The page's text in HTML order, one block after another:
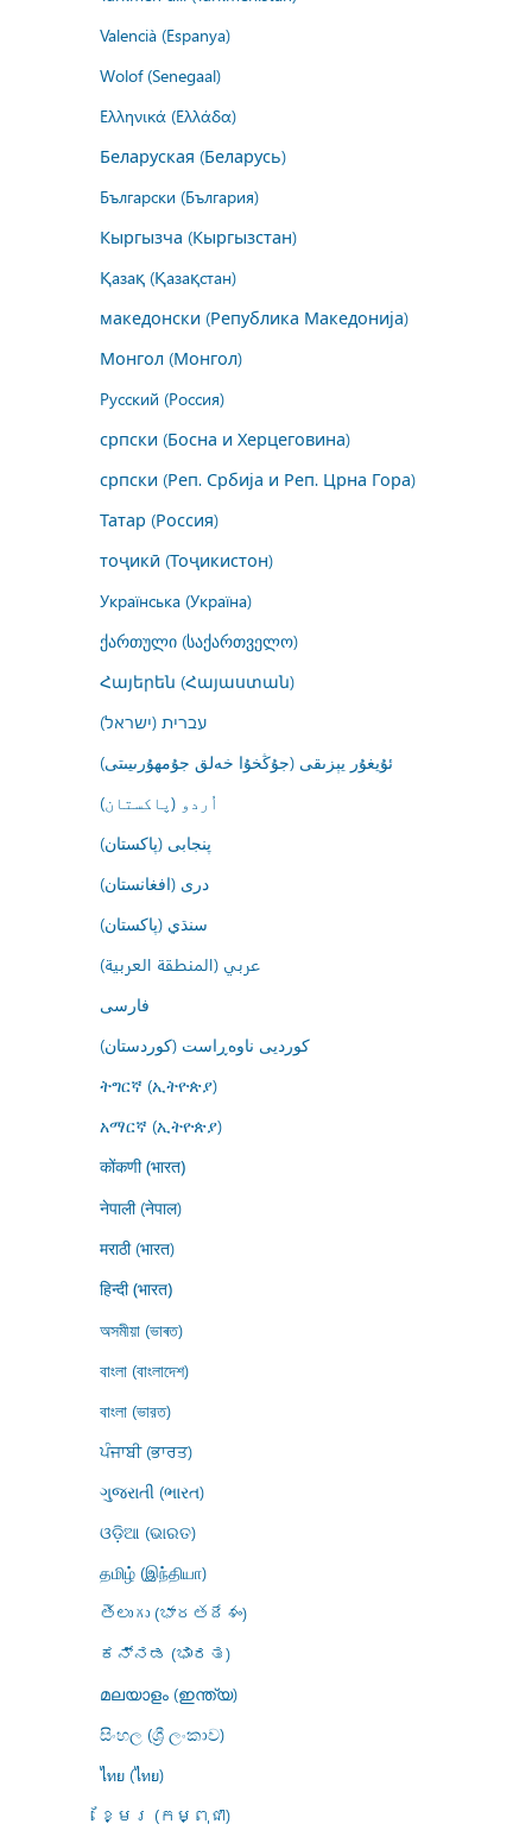
Valencià (Espanya)
Wolof (Senegaal)
Ελληνικά (Ελλάδα)
Беларуская (Беларусь)
Български (България)
Кыргызча (Кыргызстан)
Қазақ (Қазақстан)
македонски (Република Македонија)
Монгол (Монгол)
Русский (Россия)
српски (Босна и Херцеговина)
српски (Реп. Србија и Реп. Црна Гора)
Татар (Россия)
тоҷикӣ (Тоҷикистон)
Українська (Україна)
ქართული (საქართველო)
Հայերեն (Հայաստան)
עברית (ישראל)
ئۇيغۇر يېزىقى (جۇڭخۇا خەلق جۇمھۇرىيىتى)
اُردو (پاکستان)
پنجابی (پاکستان)
درى (افغانستان)
سنڌي (پاکستان)
عربي (المنطقة العربية)
فارسى
کوردیی ناوەڕاست (کوردستان)
ትግርኛ (ኢትዮጵያ)
አማርኛ (ኢትዮጵያ)
कोंकणी (भारत)
नेपाली (नेपाल)
मराठी (भारत)
हिन्दी (भारत)
অসমীয়া (ভাৰত)
বাংলা (বাংলাদেশ)
বাংলা (ভারত)
ਪੰਜਾਬੀ (ਭਾਰਤ)
ગુજરાતી (ભારત)
ଓଡ଼ିଆ (ଭାରତ)
தமிழ் (இந்தியா)
తెలుగు (భారతదేశం)
ಕನ್ನಡ (ಭಾರತ)
മലയാളം (ഇന്ത്യ)
සිංහල (ශ්‍රී ලංකාව)
ไทย (ไทย)
ខ្មែរ (កម្ពុជា)